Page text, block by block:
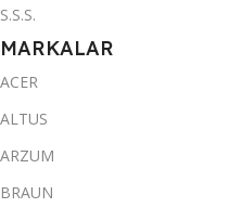
S.S.S.
MARKALAR
ACER
ALTUS
ARZUM
BRAUN